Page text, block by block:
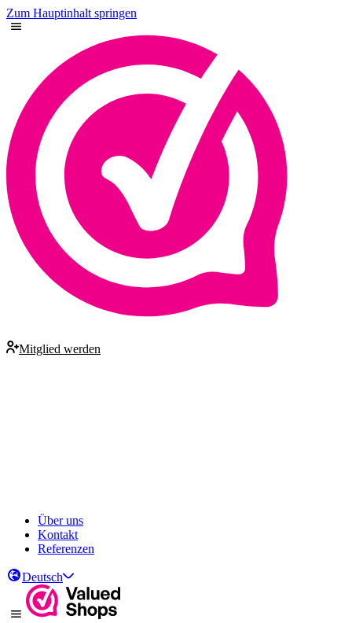
Zum Hauptinhalt springen
Mitglied werden
Über uns
Kontakt
Referenzen
Deutsch